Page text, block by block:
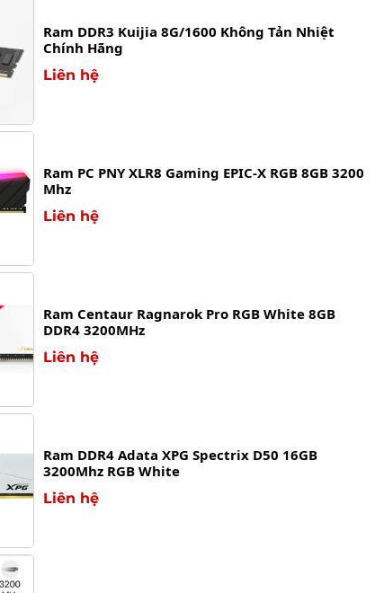
Ram DDR3 Kuijia 8G/1600 Không Tản Nhiệt
Chính Hãng
Liên hệ
Ram PC PNY XLR8 Gaming EPIC-X RGB 8GB 3200
Mhz
Liên hệ
Ram Centaur Ragnarok Pro RGB White 8GB
DDR4 3200MHz
Liên hệ
Ram DDR4 Adata XPG Spectrix D50 16GB
3200Mhz RGB White
Liên hệ